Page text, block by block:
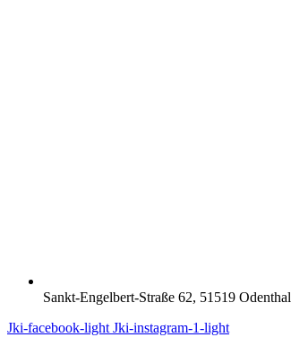
Sankt-Engelbert-Straße 62, 51519 Odenthal
Jki-facebook-light Jki-instagram-1-light